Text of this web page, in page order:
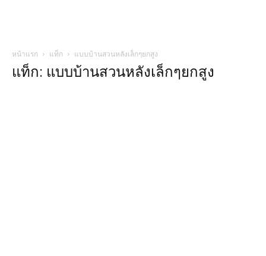
หน้าแรก แท็ก แบบบ้านสวนหลังเล็กๆยกสูง
แท็ก: แบบบ้านสวนหลังเล็กๆยกสูง